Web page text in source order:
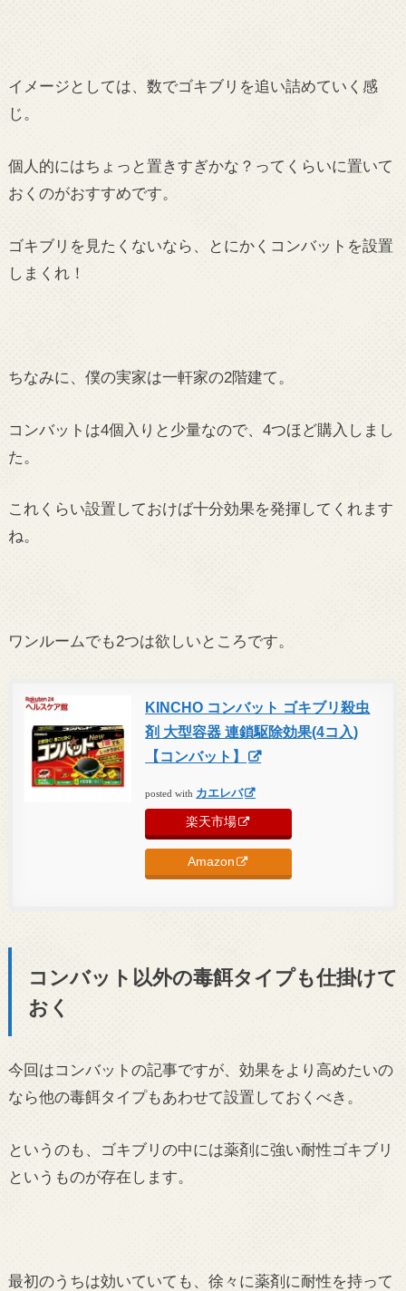
イメージとしては、数でゴキブリを追い詰めていく感
じ。
個人的にはちょっと置きすぎかな？ってくらいに置いて
おくのがおすすめです。
ゴキブリを見たくないなら、とにかくコンバットを設置
しまくれ！
ちなみに、僕の実家は一軒家の2階建て。
コンバットは4個入りと少量なので、4つほど購入しまし
た。
これくらい設置しておけば十分効果を発揮してくれます
ね。
ワンルームでも2つは欲しいところです。
KINCHO コンバット ゴキブリ殺虫
剤 大型容器 連鎖駆除効果(4コ入)
【コンバット】
posted with カエレバ
楽天市場
Amazon
コンバット以外の毒餌タイプも仕掛けて
おく
今回はコンバットの記事ですが、効果をより高めたいの
なら他の毒餌タイプもあわせて設置しておくべき。
というのも、ゴキブリの中には薬剤に強い耐性ゴキブリ
というものが存在します。
最初のうちは効いていても、徐々に薬剤に耐性を持って